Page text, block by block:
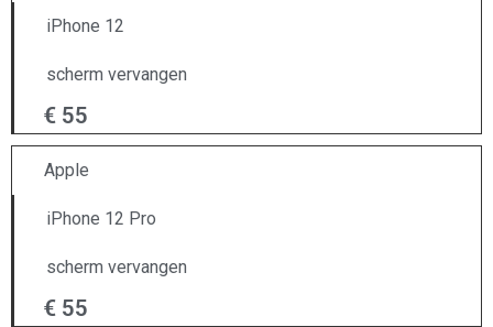
iPhone 12
scherm vervangen
€ 55
Apple
iPhone 12 Pro
scherm vervangen
€ 55